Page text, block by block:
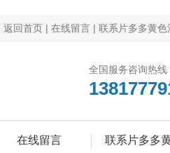
返回首页 | 在线留言 | 联系片多多黄色
全国服务咨询热线
在线留言 联系片多多